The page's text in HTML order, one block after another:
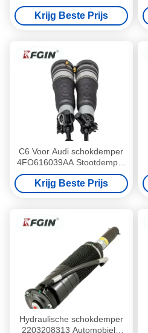
linker Strut Shock Absorber
Krijg Beste Prijs
C6 Voor Audi schokdemper
4FO616039AA Stootdemper
brandstofverbruik
Krijg Beste Prijs
Hydraulische schokdemper
2203208313 Automobiele